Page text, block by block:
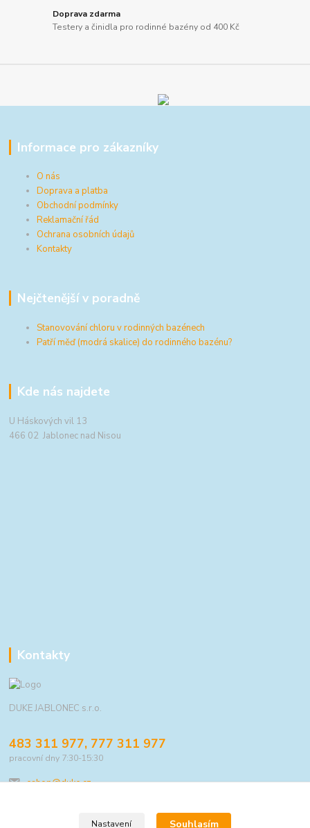
Doprava zdarma
Testery a činidla pro rodinné bazény od 400 Kč
Informace pro zákazníky
O nás
Doprava a platba
Obchodní podmínky
Reklamační řád
Ochrana osobních údajů
Kontakty
Nejčtenější v poradně
Stanovování chloru v rodinných bazénech
Patří měď (modrá skalice) do rodinného bazénu?
Kde nás najdete
U Háskových vil 13
466 02 Jablonec nad Nisou
Kontakty
DUKE JABLONEC s.r.o.
483 311 977, 777 311 977
pracovní dny 7:30-15:30
eshop@duke.cz
Nastavení Souhlasím